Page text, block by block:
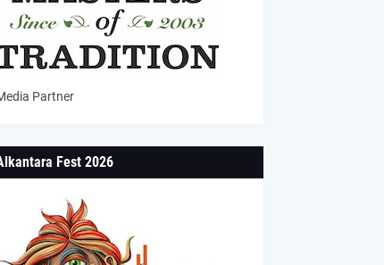
Partner
Fest 2026